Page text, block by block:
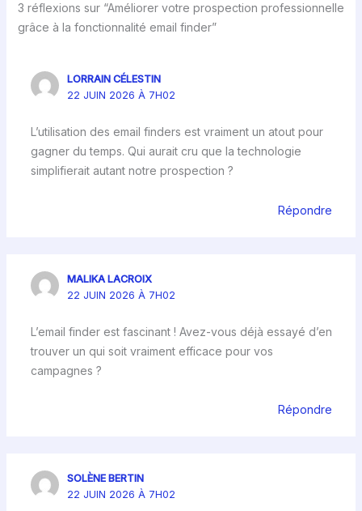
3 réflexions sur “Améliorer votre prospection professionnelle
grâce à la fonctionnalité email finder”
LORRAIN CÉLESTIN
22 JUIN 2026 À 7H02
L’utilisation des email finders est vraiment un atout pour
gagner du temps. Qui aurait cru que la technologie
simplifierait autant notre prospection ?
Répondre
MALIKA LACROIX
22 JUIN 2026 À 7H02
L’email finder est fascinant ! Avez-vous déjà essayé d’en
trouver un qui soit vraiment efficace pour vos
campagnes ?
Répondre
SOLÈNE BERTIN
22 JUIN 2026 À 7H02